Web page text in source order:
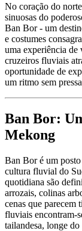
No coração do
sinuosas do
Ban Bor - um
e costumes
uma experiência
cruzeiros fluviais
oportunidade de
um ritmo sem
Ban Bor:
Mekong
Ban Bor é um
cultura fluvial do
quotidiana são
arrozais, colinas
cenas que parecem
fluviais encontram-
tailandesa, longe